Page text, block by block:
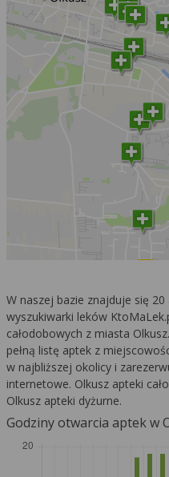
W naszej bazie znajduje się
wyszukiwarki leków
całodobowych z miasta
pełną listę aptek z
w najbliższej okolicy i
internetowe. Olkusz apteki
Olkusz apteki dyżurne.
Godziny otwarcia aptek w